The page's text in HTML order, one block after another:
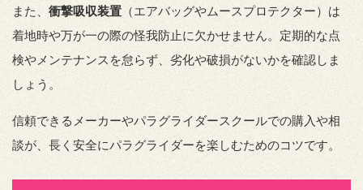
また、 衝撃吸収装置 （エアバッグやムースプロテクター）は
着地時や万が一の際の怪我防止に欠かせません。定期的な点
検やメンテナンスを怠らず、劣化や破損がないかを確認しま
しょう。
信頼できるメーカーやパラグライダースクールでの購入や相
談が、長く安全にパラグライダーを楽しむためのコツです。